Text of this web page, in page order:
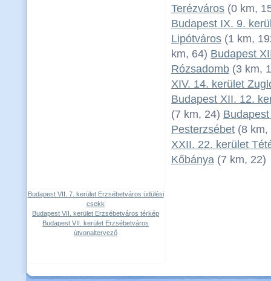
Budapest VII. 7. kerület Erzsébetváros üdülési
csekk
Budapest VII. kerület Erzsébetváros térkép
Budapest VII. kerület Erzsébetváros
útvonaltervező
Terézváros (0 km,
Budapest IX. 9.
Lipótváros (1 km,
km, 64) Budapest
Rózsadomb (3 km,
XIV. 14. kerület
Budapest XII. 12.
(7 km, 24)
Pesterzsébet (8
XXII. 22. kerület
Kőbánya (7 km, 22)